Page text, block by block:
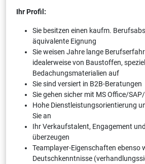
Ihr Profil:
Sie besitzen einen kaufm.
äquivalente Eignung
Sie weisen Jahre lange
idealerweise von Baustoffen, speziell
Bedachungsmaterialien auf
Sie sind versiert in B2B-Beratungen
Sie gehen sicher mit MS Office/
Hohe Dienstleistungsorientierung
Sie an
Ihr Verkaufstalent, Engagement
überzeugen
Teamplayer-Eigenschaften ebenso
Deutschkenntnisse